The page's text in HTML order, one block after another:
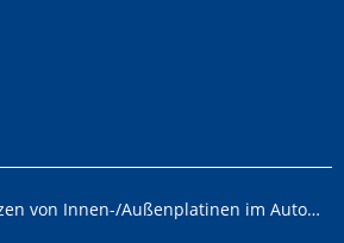
Vorrichtung zum Stanzen von Innen-/Außenplatinen im Automobilbereich